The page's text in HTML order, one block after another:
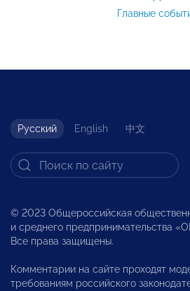
Главные
Русский English 中文
© 2023 Общероссийская
и среднего предпринимательства
Все права защищены.
Комментарии на сайте проходят
требованиям российского